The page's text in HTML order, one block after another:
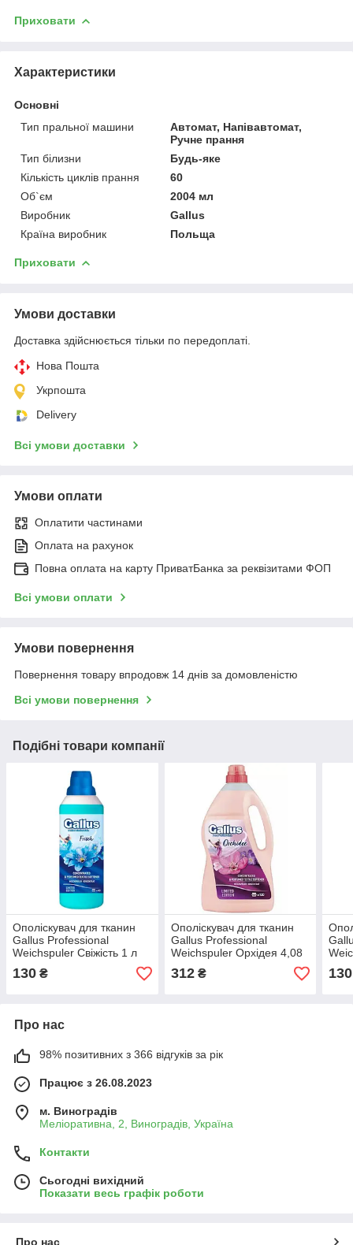
Приховати
Характеристики
Основні
Тип пральної машини
Автомат, Напівавтомат,
Ручне прання
Тип білизни
Будь-яке
Кількість циклів прання
60
Об`єм
2004 мл
Виробник
Gallus
Країна виробник
Польща
Приховати
Умови доставки
Доставка здійснюється тільки по передоплаті.
Нова Пошта
Укрпошта
Delivery
Всі умови доставки
Умови оплати
Оплатити частинами
Оплата на рахунок
Повна оплата на карту ПриватБанка за реквізитами ФОП
Всі умови оплати
Умови повернення
Повернення товару впродовж 14 днів за домовленістю
Всі умови повернення
Подібні товари компанії
Ополіскувач для тканин
Gallus Professional
Weichspuler Свіжість 1 л
4251415303149
130 ₴
Ополіскувач для тканин
Gallus Professional
Weichspuler Орхідея 4,08
л 4251415302678
312₴ 130
Про нас
98% позитивних з 366 відгуків за рік
Працює з 26.08.2023
м. Виноградів
Меліоративна, 2, Виноградів, Україна
Контакти
Сьогодні вихідний
Показати весь графік роботи
Про нас